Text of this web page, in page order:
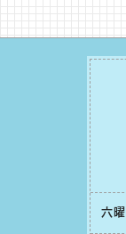
六曜